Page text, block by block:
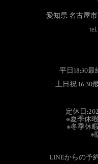
愛知県 名古屋
平日18:30
土日祝 16:30
定休日
※夏季休
※冬季休
※
LINEからの予